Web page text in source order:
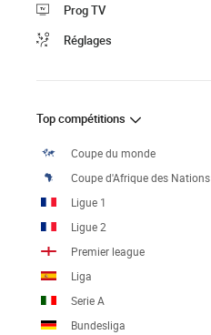
Prog TV
Réglages
Top compétitions
Coupe du monde
Coupe d'Afrique des Nations
Ligue 1
Ligue 2
Premier league
Liga
Serie A
Bundesliga